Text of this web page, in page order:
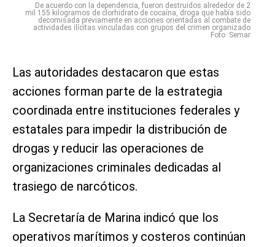
De acuerdo con la dependencia, fueron destruidos alrededor de 2
mil 155 kilogramos de clorhidrato de cocaína, droga que había sido
decomisada previamente en acciones orientadas al combate de
actividades ilícitas vinculadas con grupos del crimen organizado
Foto: Semar
Las autoridades destacaron que estas
acciones forman parte de la estrategia
coordinada entre instituciones federales y
estatales para impedir la distribución de
drogas y reducir las operaciones de
organizaciones criminales dedicadas al
trasiego de narcóticos.
La Secretaría de Marina indicó que los
operativos marítimos y costeros continúan